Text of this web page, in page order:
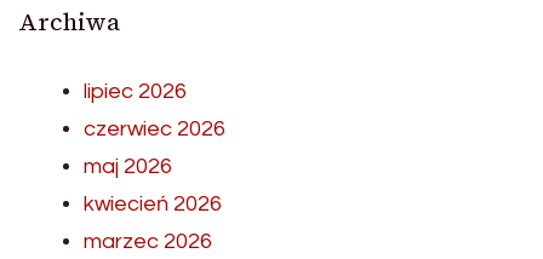
Archiwa
lipiec 2026
czerwiec 2026
maj 2026
kwiecień 2026
marzec 2026